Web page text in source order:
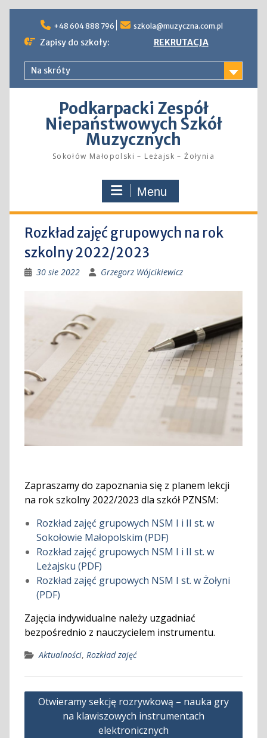
content
+48 604 888 796 szkola@muzyczna.com.pl
Zapisy do szkoły: REKRUTACJA
Na skróty
Podkarpacki Zespół
Niepaństwowych Szkół
Muzycznych
Sokołów Małopolski – Leżajsk – Żołynia
Menu
Rozkład zajęć grupowych na rok
szkolny 2022/2023
30 sie 2022 Grzegorz Wójcikiewicz
Zapraszamy do zapoznania się z planem lekcji
na rok szkolny 2022/2023 dla szkół PZNSM:
Rozkład zajęć grupowych NSM I i II st. w
Sokołowie Małopolskim (PDF)
Rozkład zajęć grupowych NSM I i II st. w
Leżajsku (PDF)
Rozkład zajęć grupowych NSM I st. w Żołyni
(PDF)
Zajęcia indywidualne należy uzgadniać
bezpośrednio z nauczycielem instrumentu.
Aktualności, Rozkład zajęć
Nawigacja
Otwieramy sekcję rozrywkową – nauka gry
na klawiszowych instrumentach
elektronicznych